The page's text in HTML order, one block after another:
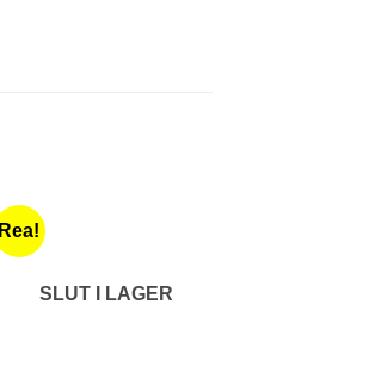
Rea!
SLUT I LAGER